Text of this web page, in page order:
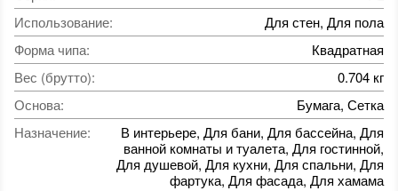
Использование:
Для стен, Для пола
Форма чипа:
Квадратная
Вес (брутто):
0.704 кг
Основа:
Бумага, Сетка
Назначение:
В интерьере, Для бани, Для бассейна, Для
ванной комнаты и туалета, Для гостинной,
Для душевой, Для кухни, Для спальни, Для
фартука, Для фасада, Для хамама